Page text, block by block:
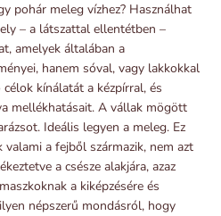
pohár meleg vízhez? Használhat
– a látszattal ellentétben –
amelyek általában a
hanem sóval, vagy lakkokkal
kínálatát a kézpírral, és
mellékhatásait. A vállak mögött
Ideális legyen a meleg. Ez
a fejből származik, nem azt
a csésze alakjára, azaz
a kiképzésére és
népszerű mondásról, hogy